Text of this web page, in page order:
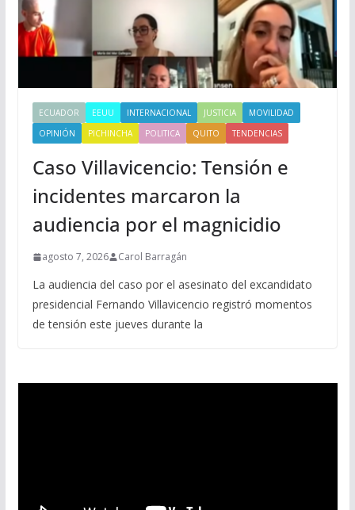
ECUADOR EEUU INTERNACIONAL JUSTICIA
MOVILIDAD
OPINIÓN
PICHINCHA POLITICA QUITO TENDENCIAS
Caso Villavicencio: Tensión e
incidentes marcaron la
audiencia por el magnicidio
agosto 7, 2026 Carol Barragán
La audiencia del caso por el asesinato del excandidato
presidencial Fernando Villavicencio registró momentos
de tensión este jueves durante la